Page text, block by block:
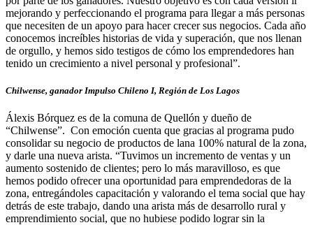
mejorando y perfeccionando el programa para llegar a más personas
que necesiten de un apoyo para hacer crecer sus negocios. Cada año
conocemos increíbles historias de vida y superación, que nos llenan
de orgullo, y hemos sido testigos de cómo los emprendedores han
tenido un crecimiento a nivel personal y profesional”.
Chilwense, ganador Impulso Chileno I, Región de Los Lagos
Álexis Bórquez es de la comuna de Quellón y dueño de
“Chilwense”. Con emoción cuenta que gracias al programa pudo
consolidar su negocio de productos de lana 100% natural de la zona,
y darle una nueva arista. “Tuvimos un incremento de ventas y un
aumento sostenido de clientes; pero lo más maravilloso, es que
hemos podido ofrecer una oportunidad para emprendedoras de la
zona, entregándoles capacitación y valorando el tema social que hay
detrás de este trabajo, dando una arista más de desarrollo rural y
emprendimiento social, que no hubiese podido lograr sin la